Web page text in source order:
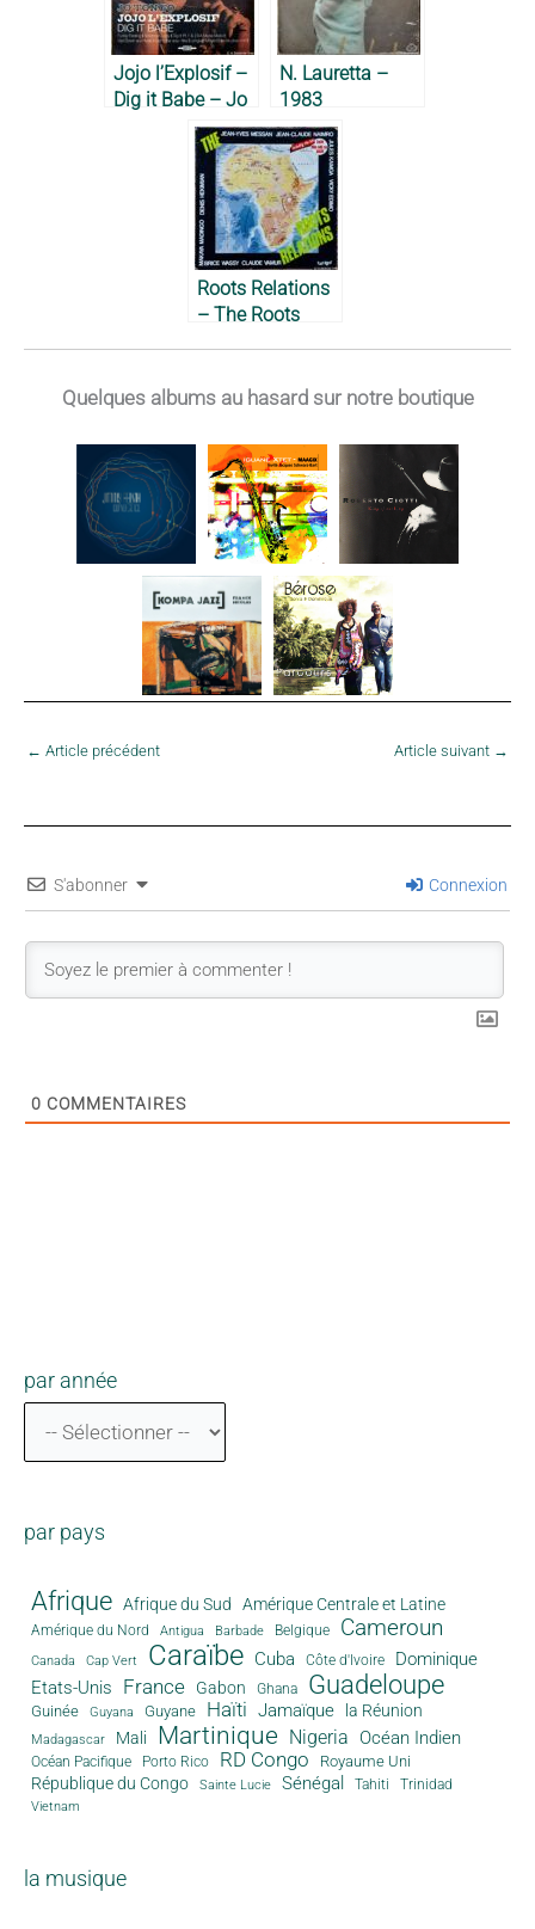
Jojo l’Explosif –
Dig it Babe – Jo
Tongo, 2010
N. Lauretta –
1983
Roots Relations
– The Roots
Quelques albums au hasard sur notre boutique
← Article précédent Article suivant →
S'abonner Connexion
0 COMMENTAIRES
par année
par pays
Afrique Afrique du Sud Amérique Centrale et Latine
Amérique du Nord Antigua Barbade Belgique Cameroun
Canada Cap Vert Caraïbe Cuba Côte d'Ivoire
Dominique
Etats-Unis
France Gabon Ghana Guadeloupe
Guinée Guyana Guyane Haïti Jamaïque la Réunion
Madagascar Mali Martinique Nigeria Océan Indien
Océan Pacifique Porto Rico RD Congo Royaume Uni
République du Congo Sainte Lucie Sénégal Tahiti Trinidad
Vietnam
la musique